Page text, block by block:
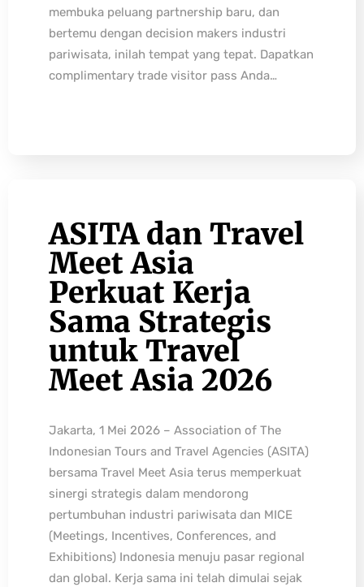
membuka peluang partnership baru, dan
bertemu dengan decision makers industri
pariwisata, inilah tempat yang tepat. Dapatkan
complimentary trade visitor pass Anda…
ASITA dan Travel
Meet Asia
Perkuat Kerja
Sama Strategis
untuk Travel
Meet Asia 2026
Jakarta, 1 Mei 2026 – Association of The
Indonesian Tours and Travel Agencies (ASITA)
bersama Travel Meet Asia terus memperkuat
sinergi strategis dalam mendorong
pertumbuhan industri pariwisata dan MICE
(Meetings, Incentives, Conferences, and
Exhibitions) Indonesia menuju pasar regional
dan global. Kerja sama ini telah dimulai sejak